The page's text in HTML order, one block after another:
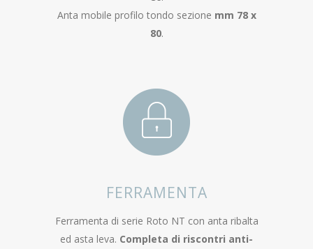
Anta mobile profilo tondo sezione mm 78 x
80.
FERRAMENTA
Ferramenta di serie Roto NT con anta ribalta
ed asta leva. Completa di riscontri anti-